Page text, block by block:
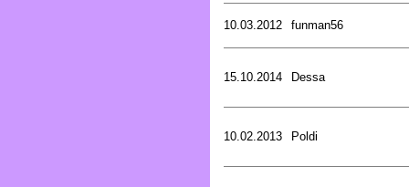
10.03.2012 funman56
15.10.2014 Dessa
10.02.2013 Poldi